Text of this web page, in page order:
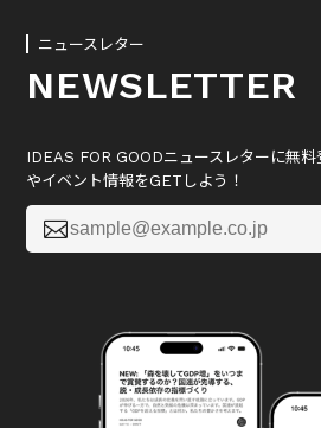
ニュースレター
NEWSLETTER
IDEAS FOR GOODニュースレターに無
やイベント情報をGETしよう！
